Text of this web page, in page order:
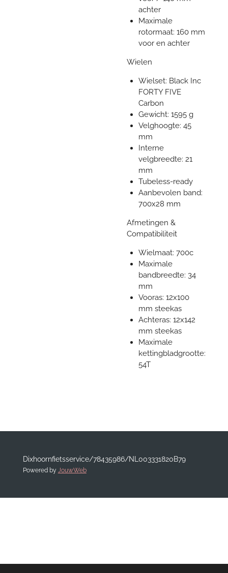
achter
Maximale
rotormaat: 160 mm
voor en achter
Wielen
Wielset: Black Inc
FORTY FIVE
Carbon
Gewicht: 1595 g
Velghoogte: 45
mm
Interne
velgbreedte: 21
mm
Tubeless-ready
Aanbevolen band:
700x28 mm
Afmetingen &
Compatibiliteit
Wielmaat: 700c
Maximale
bandbreedte: 34
mm
Vooras: 12x100
mm steekas
Achteras: 12x142
mm steekas
Maximale
kettingbladgrootte:
54T
Dixhoornfietsservice/78435986/NL003331820B79
Powered by JouwWeb